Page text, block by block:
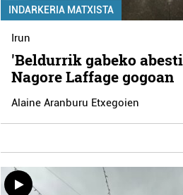
INDARKERIA MATXISTA
Irun
'Beldurrik gabeko
Nagore Laffage gogoan
Alaine Aranburu Etxegoien